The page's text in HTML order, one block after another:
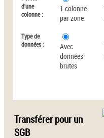
d'une
colonne :
1 colonne
par zone
Type de
données :
Avec
données
brutes
Transférer pour un
SGB